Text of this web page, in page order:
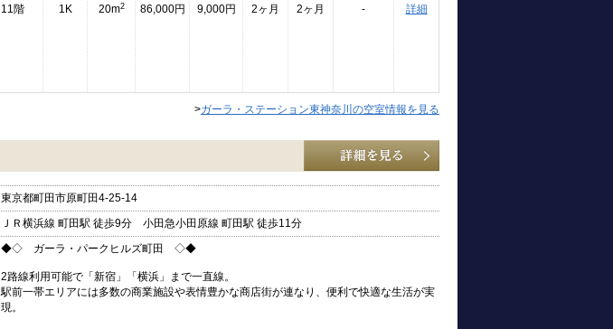
11階 1K 20m2 86,000円 9,000円 2ヶ月 2ヶ月 - 詳細
>ガーラ・ステーション東神奈川の空室情報を見る
東京都町田市原町田4-25-14
ＪＲ横浜線 町田駅 徒歩9分 小田急小田原線 町田駅 徒歩11分
◆◇ ガーラ・パークヒルズ町田 ◇◆
2路線利用可能で「新宿」「横浜」まで一直線。
駅前一帯エリアには多数の商業施設や表情豊かな商店街が連なり、便利で快適な生活が実
現。